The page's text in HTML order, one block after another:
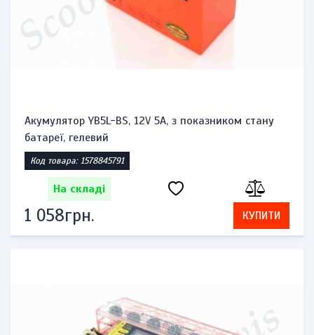
Акумулятор YB5L-BS, 12V 5A, з показником стану
батареї, гелевий
Код товара: 1578845791
На складі
1 058грн. КУПИТИ